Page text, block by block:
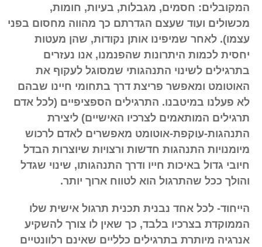
המקובלים: חסמים, מגבלות, בעיות, חומות,
מכשולים ועוד שעצם הגדרתם כך מהווה מחסום בפני
עצמו). לאחר שמיפינו אותן נקודות, שהן מעטות
יחסית לכמות היתרונות שהפנמנו, אנו נעזרים
בתרגילים לשינוי התנהגותי שמסוגל לעקוף את
האוטומט ומאפשר פריצת דרך בתחומי חיינו שבהם
לא פעלנו במיטבנו. התרגילים הספציפיים (לכל אדם
תרגילים המותאמים לצרכיו האישיים) ליצירת
התנהגות-עוקפת-אוטומט מאפשרים לאדם לרכוש
מיומנויות התנהגות חדשות ורצויות שיוצרות הבדל
חיובי גדול באיכות חייו ודרך התנהגותו, שינוי שגדל
והולך ככל שהתרגול הוא לטווח ארוך יותר.
הייחוד- לכל אחד נבנית תכנית תרגול אישית שלו
הממוקדת בצרכיו בלבד, כך שאין לו צורך להשקיע
אנרגיה מיותרת בתרגילים כלליים שאינם רלוונטיים